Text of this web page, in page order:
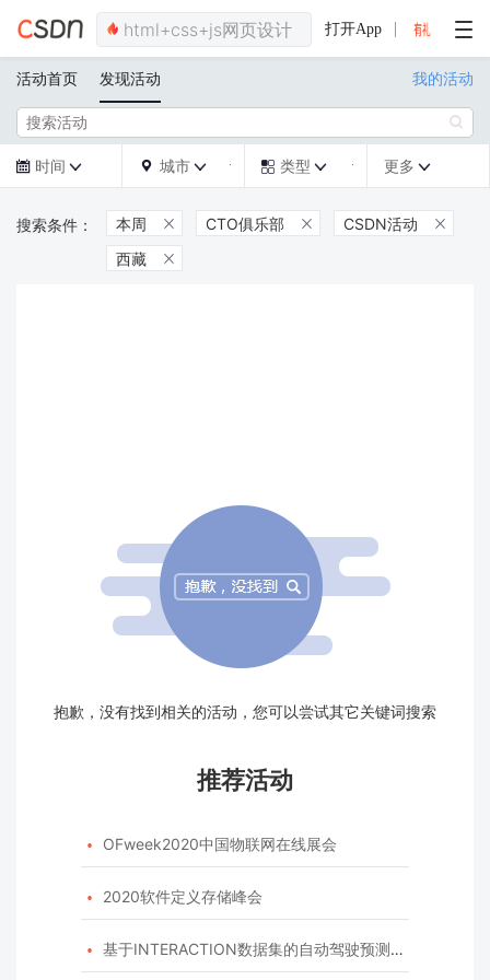
打开App
活动首页 发现活动 我的活动

 时间   城市   类型  更多 
本周  CTO俱乐部  CSDN活动 
西藏 
抱歉，没有找到相关的活动，您可以尝试其它关键词搜索
推荐活动
 OFweek2020中国物联网在线展会
 2020软件定义存储峰会
 基于INTERACTION数据集的自动驾驶预测模型挑战赛